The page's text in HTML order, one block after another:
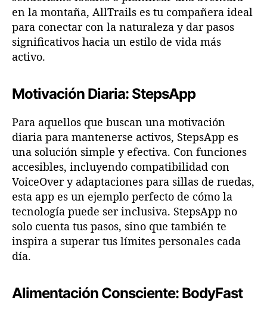
en la montaña, AllTrails es tu compañera ideal
para conectar con la naturaleza y dar pasos
significativos hacia un estilo de vida más
activo.
Motivación Diaria: StepsApp
Para aquellos que buscan una motivación
diaria para mantenerse activos, StepsApp es
una solución simple y efectiva. Con funciones
accesibles, incluyendo compatibilidad con
VoiceOver y adaptaciones para sillas de ruedas,
esta app es un ejemplo perfecto de cómo la
tecnología puede ser inclusiva. StepsApp no
solo cuenta tus pasos, sino que también te
inspira a superar tus límites personales cada
día.
Alimentación Consciente: BodyFast